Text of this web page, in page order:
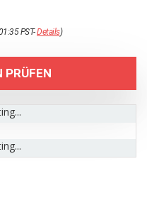
PST-Details)
PRÜFEN